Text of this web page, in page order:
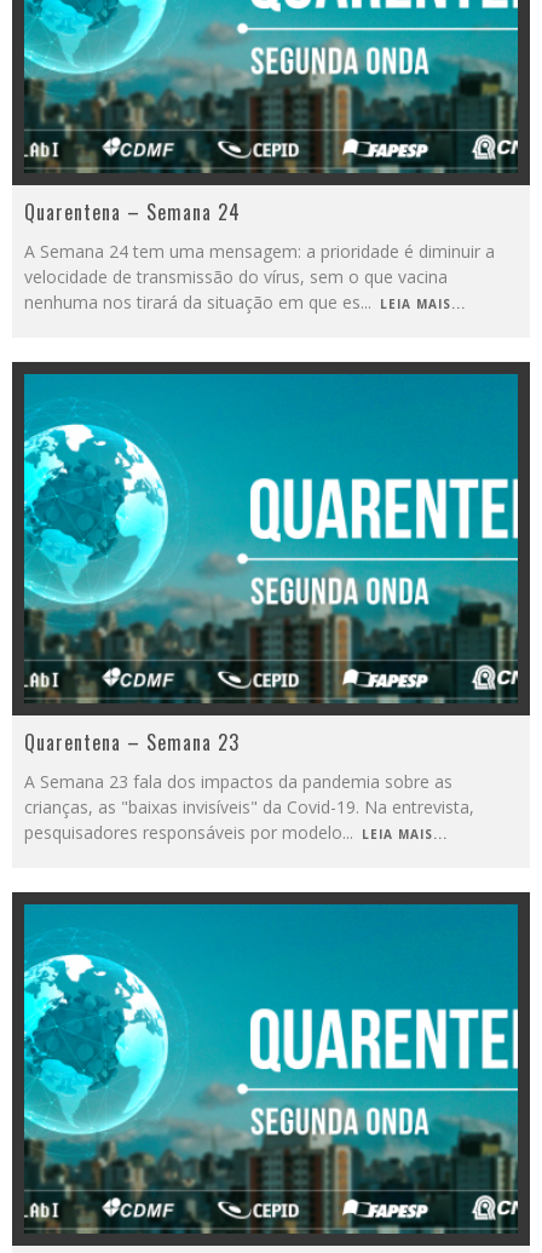
Quarentena – Semana 24
A Semana 24 tem uma mensagem: a prioridade é diminuir a
velocidade de transmissão do vírus, sem o que vacina
nenhuma nos tirará da situação em que es... LEIA MAIS...
Quarentena – Semana 23
A Semana 23 fala dos impactos da pandemia sobre as
crianças, as "baixas invisíveis" da Covid-19. Na entrevista,
pesquisadores responsáveis por modelo... LEIA MAIS...